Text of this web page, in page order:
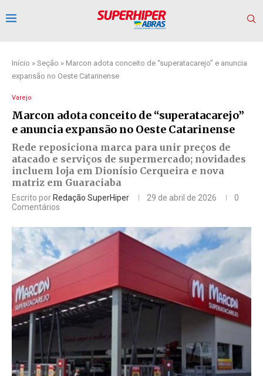
Início » Seção » Marcon adota conceito de “superatacarejo” e anuncia
expansão no Oeste Catarinense
Varejo
Marcon adota conceito de “superatacarejo”
e anuncia expansão no Oeste Catarinense
Rede reposiciona marca para unir preços de
atacado e serviços de supermercado; novidades
incluem loja em Dionísio Cerqueira e nova
matriz em Guaraciaba
Escrito porRedação SuperHiper 29 de abril de 2026
0
Comentários